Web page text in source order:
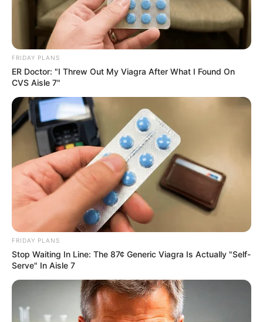
สำหรับใครที่ไม่อยากดูคลิปเต็มแอดบอกเลยอาจพลาดเรื่อง
ราวสำคัญได้ แต่แอดก็ได้สรุปมาให้อ่านแล้วสั้นๆดังต่อไปนี้
ราศีมังกร (14 ม.ค. – 12 ก.พ.) มีโอกาสได้พบเจอญาติพี่
น้องที่ห่างกันไปนานจะกลับมาหา หากใครคิดจะลงทุนทำ
ธุรกิจในช่วงนี้ก็จะได้รับการสนับสนุน
ราศีกรกฎ (16 ก.ค. – 15 ส.ค.) ดวงช่วงนี้ โดดเด่นในเรื่อง
ของความรัก หากใครมีแฟนอยู่ช่วงนี้แฟนของคุณจะ
สามารถสร้างเนื้อสร้างตัวเป็นที่เพิ่งให้กับคุณได้
ราศีมีน (14 มี.ค. – 12 เม.ย.) โดดเด่นในเรื่องของหน้าที่
การงานและการลงทุน ทำอะไรในช่วงนี้จะประสบผลสำเร็จ
ดียอดเยี่ยม
ราศีพิจิก (16 พ.ย. – 15 ธ.ค.) โดดเด่นในเรื่องของโอกาสใน
การหาเงินทองเข้ากระเป๋าจากคนใกล้ตัว ญาติพี่น้อง หุ้น
ส่วน ที่ร่วมลงทุนทำธุรกิจร่วมกัน
FRIDAY PLANS
ER Doctor: "I Threw Out My Viagra After What I Found On
CVS Aisle 7"
FRIDAY PLANS
Stop Waiting In Line: The 87¢ Generic Viagra Is Actually "Self-
Serve" In Aisle 7